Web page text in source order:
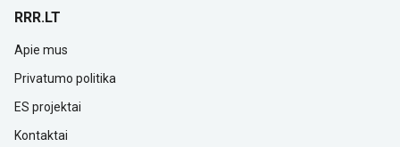
RRR.LT
Apie mus
Privatumo politika
ES projektai
Kontaktai